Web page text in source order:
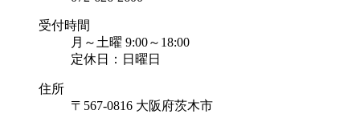
受付時間
月～土曜 9:00～18:00
定休日：日曜日
住所
〒567-0816 大阪府茨木市